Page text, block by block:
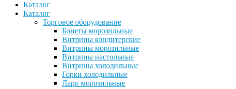
Каталог
Каталог
Торговое оборудование
Бонеты морозильные
Витрины кондитерские
Витрины морозильные
Витрины настольные
Витрины холодильные
Горки холодильные
Лари морозильные